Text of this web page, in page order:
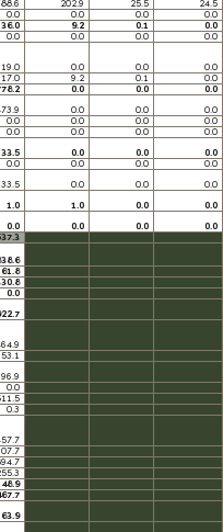
202.9 25.5 24.5
0.0 0.0 0.0 0.0
36.0 9.2 0.1 0.0
0.0 0.0 0.0 0.0
19.0 0.0 0.0 0.0
17.0 9.2 0.1 0.0
0.0 0.0 0.0
0.0 0.0 0.0
0.0 0.0 0.0 0.0
0.0 0.0 0.0 0.0
33.5 0.0 0.0 0.0
0.0 0.0 0.0 0.0
33.5 0.0 0.0 0.0
1.0 1.0 0.0 0.0
0.0 0.0 0.0 0.0
0.0
0.0
0.3
63.9